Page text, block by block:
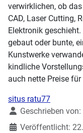
verwirklichen, ob
CAD, Laser Cutting,
Elektronik
gebaut oder bunte,
Kunstwerke
kindliche
auch nette Preise für
situs ratu77
DetailsGeschrieben von:
Veröffentlicht: